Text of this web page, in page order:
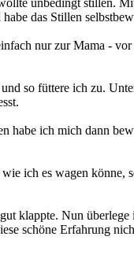
unbedingt stillen.
das Stillen
nur zur Mama -
so füttere ich zu.
ich mich dann
ich es wagen könne,
klappte. Nun
schöne Erfahrung